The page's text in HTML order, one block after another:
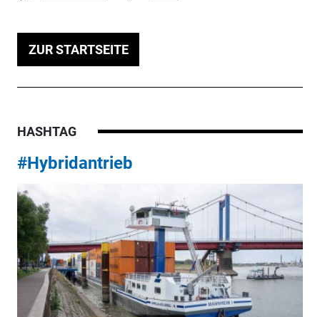
ZUR STARTSEITE
HASHTAG
#Hybridantrieb